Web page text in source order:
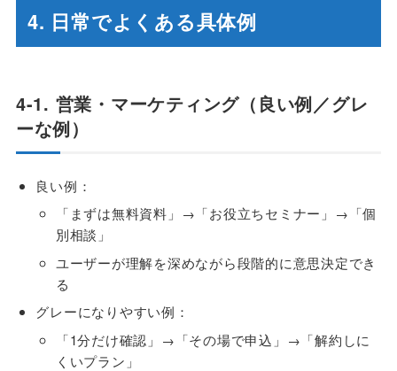
4. 日常でよくある具体例
4-1. 営業・マーケティング（良い例／グレ
ーな例）
良い例：
「まずは無料資料」→「お役立ちセミナー」→「個
別相談」
ユーザーが理解を深めながら段階的に意思決定でき
る
グレーになりやすい例：
「1分だけ確認」→「その場で申込」→「解約しに
くいプラン」